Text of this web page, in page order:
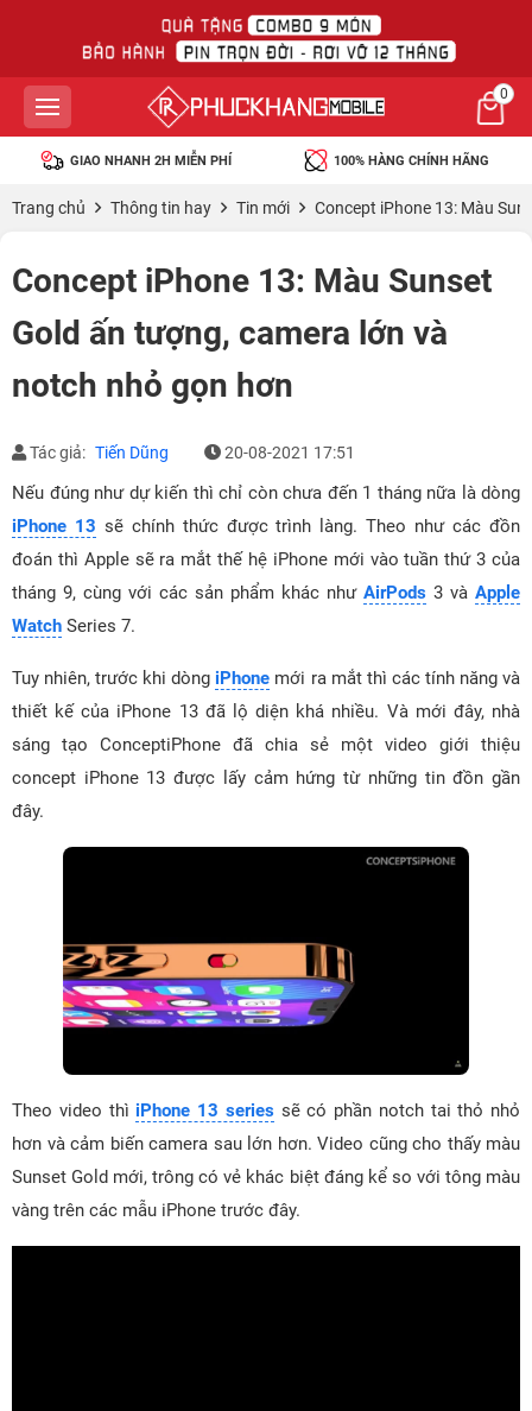
0
GIAO NHANH 2H MIỄN PHÍ 100% HÀNG CHÍNH HÃNG
Trang chủ Thông tin hay Tin mới Concept iPhone 13: Màu
Concept iPhone 13: Màu Sunset
Gold ấn tượng, camera lớn và
notch nhỏ gọn hơn
Tác giả: Tiến Dũng 20-08-2021 17:51
Nếu đúng như dự kiến thì chỉ còn chưa đến 1 tháng nữa là dòng
iPhone 13 sẽ chính thức được trình làng. Theo như các đồn
đoán thì Apple sẽ ra mắt thế hệ iPhone mới vào tuần thứ 3 của
tháng 9, cùng với các sản phẩm khác như AirPods 3 và Apple
Watch Series 7.
Tuy nhiên, trước khi dòng iPhone mới ra mắt thì các tính năng và
thiết kế của iPhone 13 đã lộ diện khá nhiều. Và mới đây, nhà
sáng tạo ConceptiPhone đã chia sẻ một video giới thiệu
concept iPhone 13 được lấy cảm hứng từ những tin đồn gần
đây.
Theo video thì iPhone 13 seriessẽ có phần notch tai thỏ nhỏ
hơn và cảm biến camera sau lớn hơn. Video cũng cho thấy màu
Sunset Gold mới, trông có vẻ khác biệt đáng kể so với tông màu
vàng trên các mẫu iPhone trước đây.